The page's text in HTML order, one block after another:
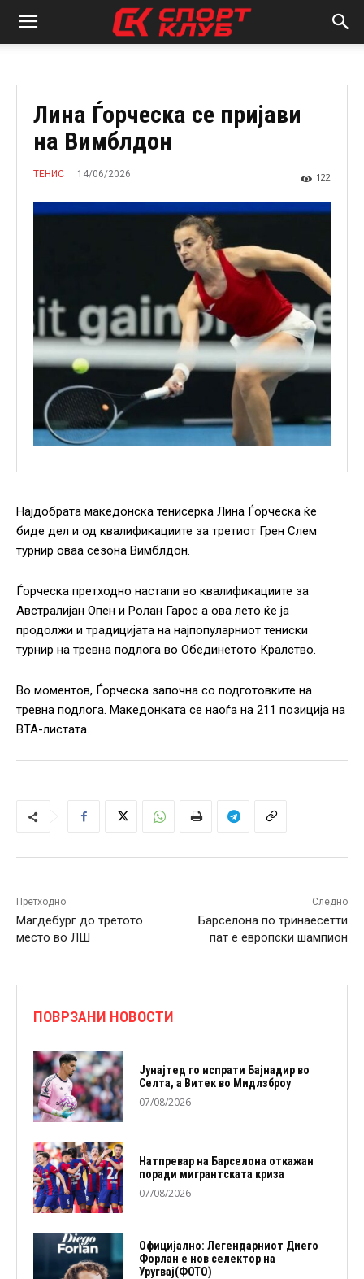
Лина Ѓорческа се пријави
на Вимблдон
ТЕНИС 14/06/2026 122
Најдобрата македонска тенисерка Лина Ѓорческа ќе
биде дел и од квалификациите за третиот Грен Слем
турнир оваа сезона Вимблдон.
Ѓорческа претходно настапи во квалификациите за
Австралијан Опен и Ролан Гарос а ова лето ќе ја
продолжи и традицијата на најпопуларниот тениски
турнир на тревна подлога во Обединетото Кралство.
Во моментов, Ѓорческа започна со подготовките на
тревна подлога. Македонката се наоѓа на 211 позиција на
ВТА-листата.
Претходно
Магдебург до третото
место во ЛШ
Следно
Барселона по тринаесетти
пат е европски шампион
ПОВРЗАНИ НОВОСТИ
Јунајтед го испрати Бајнадир во
Селта, а Витек во Мидлзброу
07/08/2026
Натпревар на Барселона откажан
поради мигрантската криза
07/08/2026
Официјално: Легендарниот Диего
Форлан е нов селектор на
Уругвај(ФОТО)